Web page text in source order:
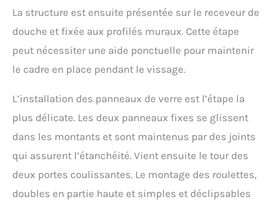
La structure est ensuite présentée sur le receveur de
douche et fixée aux profilés muraux. Cette étape
peut nécessiter une aide ponctuelle pour maintenir
le cadre en place pendant le vissage.
L’installation des panneaux de verre est l’étape la
plus délicate. Les deux panneaux fixes se glissent
dans les montants et sont maintenus par des joints
qui assurent l’étanchéité. Vient ensuite le tour des
deux portes coulissantes. Le montage des roulettes,
doubles en partie haute et simples et déclipsables